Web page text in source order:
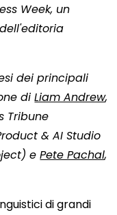
Week, un
dei principali
diLiam Andrew,
Tribune
& AI Studio
ePete Pachal,
di grandi